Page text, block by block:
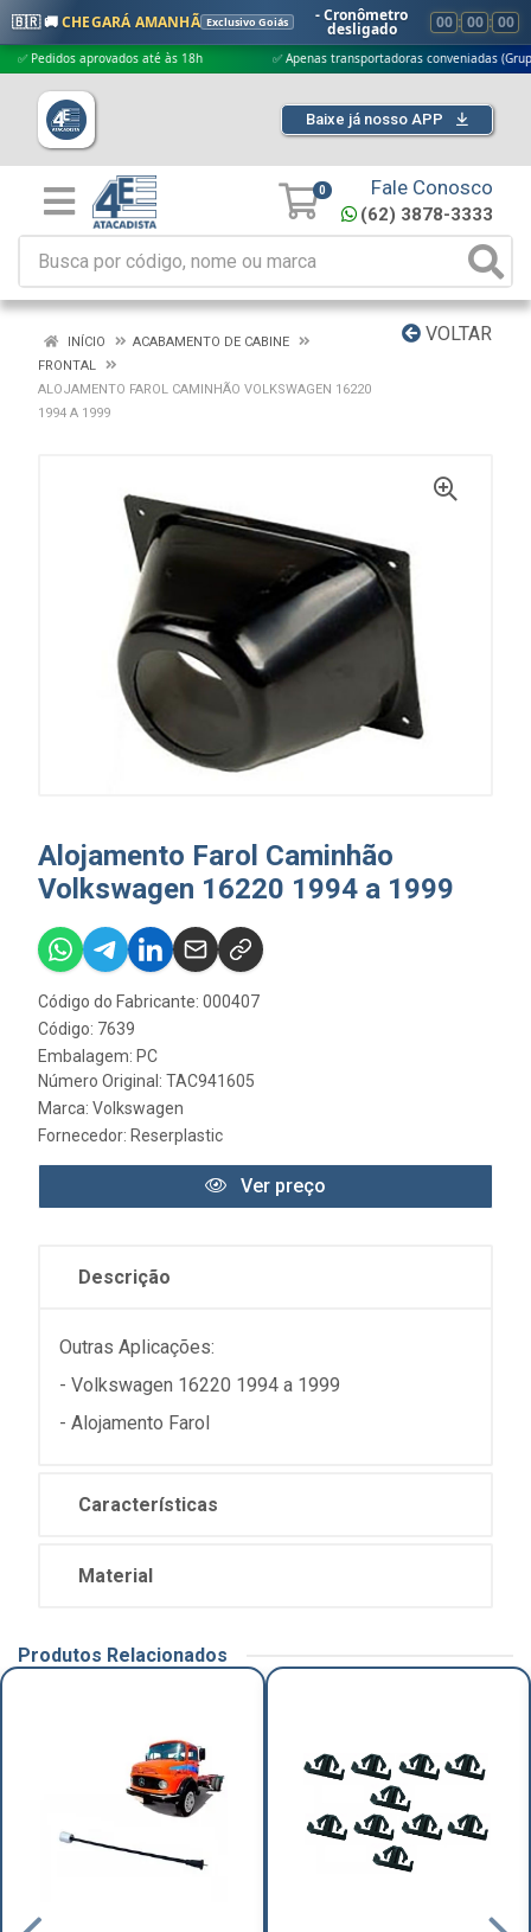
🇧🇷 🚚CHEGARÁ AMANHÃ Exclusivo Goiás - Cronômetro
desligado 00 : 00 : 00
aprovados até às 18h ✅ Apenas transportadoras conveniadas (Grupo G5)
Baixe já nosso APP
0 Fale Conosco
(62) 3878-3333
VOLTAR
INÍCIO
ACABAMENTO DE CABINE
FRONTAL
ALOJAMENTO FAROL CAMINHÃO VOLKSWAGEN 16220
1994 A 1999
Alojamento Farol Caminhão
Volkswagen 16220 1994 a 1999
Código do Fabricante: 000407
Código: 7639
Embalagem: PC
Número Original: TAC941605
Marca: Volkswagen
Fornecedor: Reserplastic
Ver preço
Descrição
Outras Aplicações:
- Volkswagen 16220 1994 a 1999
- Alojamento Farol
Características
Material
Produtos Relacionados